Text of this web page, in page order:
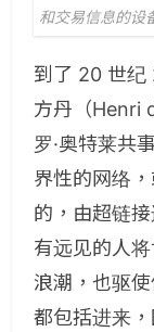
和交易信息的设
到了 20 世纪
方丹（Henri
罗·奥特莱共
界性的网络
的，由超链
有远见的人
浪潮，也驱
都包括进来